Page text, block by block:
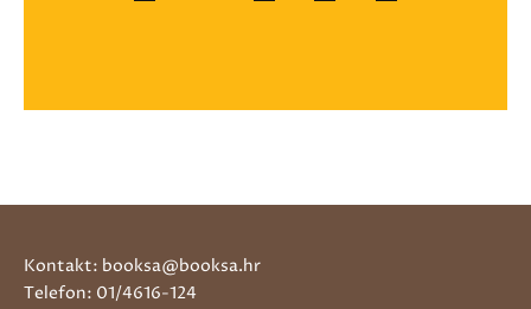
Kontakt: booksa@booksa.hr
Telefon: 01/4616-124